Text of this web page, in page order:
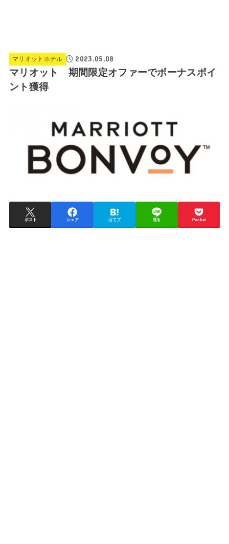
マリオットホテル 2023.05.08
マリオット 期間限定オファーでボーナスポイ
ント獲得
ポスト シェア はてブ 送る Pocket